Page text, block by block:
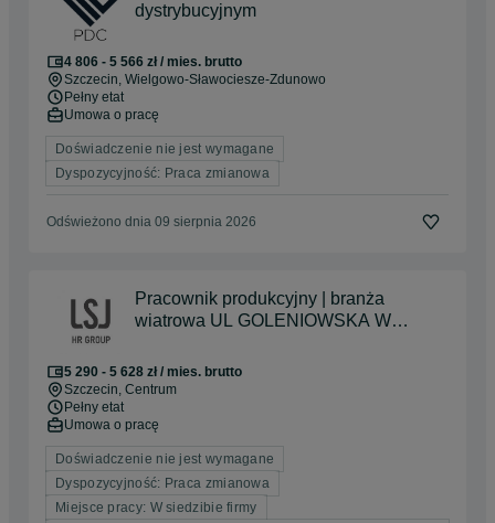
dystrybucyjnym
4 806 - 5 566 zł / mies. brutto
Szczecin, Wielgowo-Sławociesze-Zdunowo
Pełny etat
Umowa o pracę
Doświadczenie nie jest wymagane
Dyspozycyjność: Praca zmianowa
Odświeżono dnia 09 sierpnia 2026
Pracownik produkcyjny | branża
wiatrowa UL GOLENIOWSKA W
5 290 - 5 628 zł / mies. brutto
Szczecin, Centrum
Pełny etat
Umowa o pracę
Doświadczenie nie jest wymagane
Dyspozycyjność: Praca zmianowa
Miejsce pracy: W siedzibie firmy